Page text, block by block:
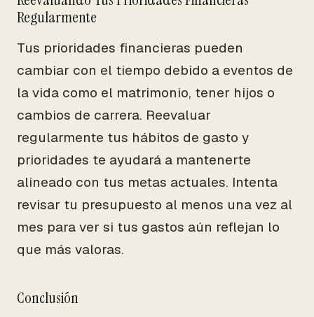
Regularmente
Tus prioridades financieras pueden
cambiar con el tiempo debido a eventos de
la vida como el matrimonio, tener hijos o
cambios de carrera. Reevaluar
regularmente tus hábitos de gasto y
prioridades te ayudará a mantenerte
alineado con tus metas actuales. Intenta
revisar tu presupuesto al menos una vez al
mes para ver si tus gastos aún reflejan lo
que más valoras.
Conclusión